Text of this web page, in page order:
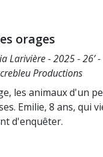
orages
Larivière - 2025 - 26’
Productions
les animaux d'un
Emilie, 8 ans, qui
d'enquêter.